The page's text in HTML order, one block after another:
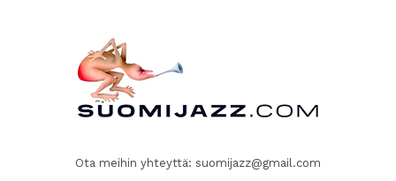
Ota meihin yhteyttä: suomijazz@gmail.com